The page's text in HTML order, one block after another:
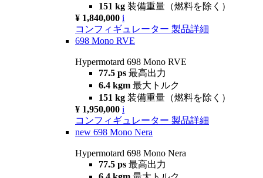
151 kg 装備重量（燃料を除く）
¥ 1,840,000 i
コンフィギュレーター 製品詳細
698 Mono RVE
Hypermotard 698 Mono RVE
77.5 ps 最高出力
6.4 kgm 最大トルク
151 kg 装備重量（燃料を除く）
¥ 1,950,000 i
コンフィギュレーター 製品詳細
new 698 Mono Nera
Hypermotard 698 Mono Nera
77.5 ps 最高出力